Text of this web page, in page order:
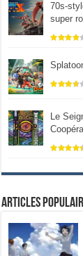
70s-
super
Le
Articles